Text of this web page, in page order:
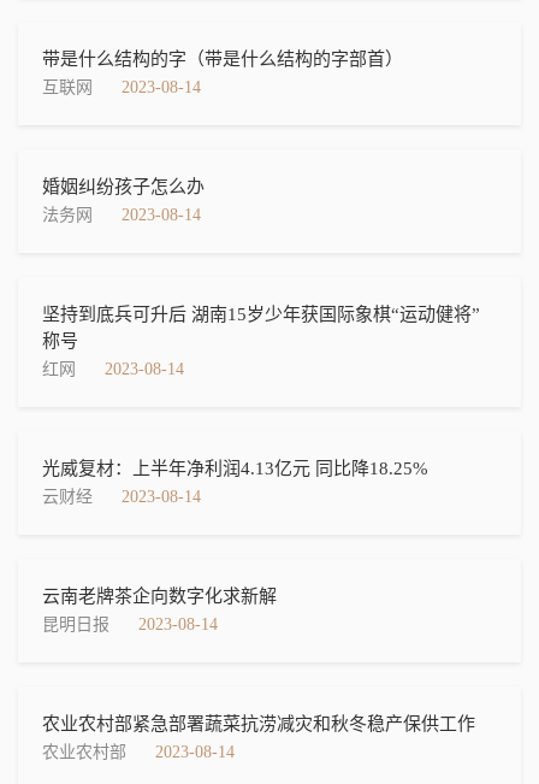
带是什么结构的字（带是什么结构的字部首）
互联网 2023-08-14
婚姻纠纷孩子怎么办
法务网 2023-08-14
坚持到底兵可升后 湖南15岁少年获国际象棋“运动健将”
称号
红网 2023-08-14
光威复材：上半年净利润4.13亿元 同比降18.25%
云财经 2023-08-14
云南老牌茶企向数字化求新解
昆明日报 2023-08-14
农业农村部紧急部署蔬菜抗涝减灾和秋冬稳产保供工作
农业农村部 2023-08-14